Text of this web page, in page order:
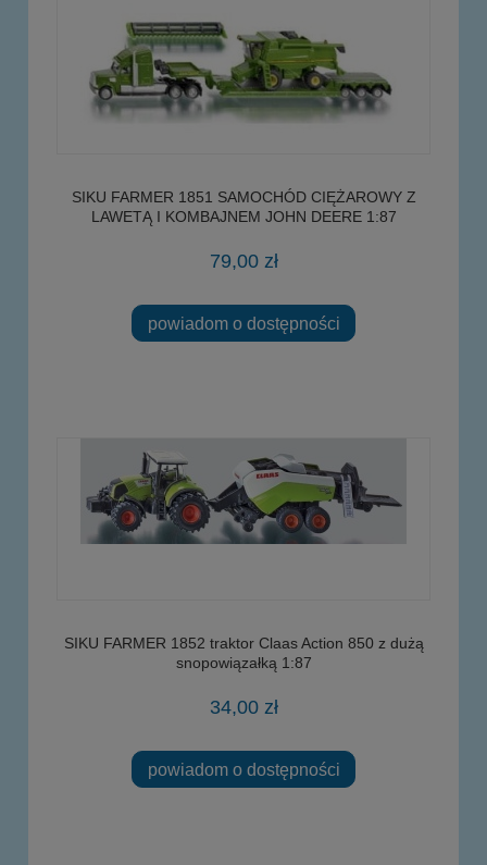
SIKU FARMER 1851 SAMOCHÓD CIĘŻAROWY Z
LAWETĄ I KOMBAJNEM JOHN DEERE 1:87
79,00 zł
powiadom o dostępności
SIKU FARMER 1852 traktor Claas Action 850 z dużą
snopowiązałką 1:87
34,00 zł
powiadom o dostępności